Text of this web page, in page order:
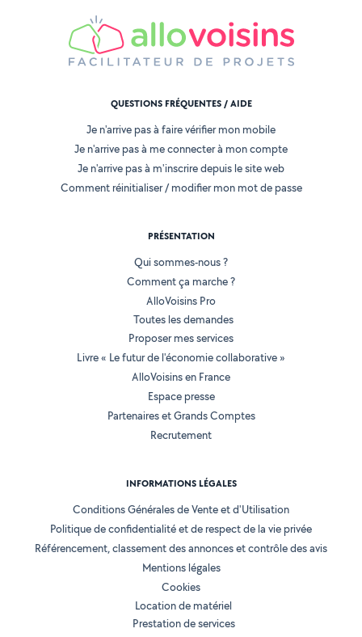
QUESTIONS FRÉQUENTES / AIDE
Je n'arrive pas à faire vérifier mon mobile
Je n'arrive pas à me connecter à mon compte
Je n'arrive pas à m'inscrire depuis le site web
Comment réinitialiser / modifier mon mot de passe
PRÉSENTATION
Qui sommes-nous ?
Comment ça marche ?
AlloVoisins Pro
Toutes les demandes
Proposer mes services
Livre « Le futur de l'économie collaborative »
AlloVoisins en France
Espace presse
Partenaires et Grands Comptes
Recrutement
INFORMATIONS LÉGALES
Conditions Générales de Vente et d'Utilisation
Politique de confidentialité et de respect de la vie privée
Référencement, classement des annonces et contrôle des avis
Mentions légales
Cookies
Location de matériel
Prestation de services